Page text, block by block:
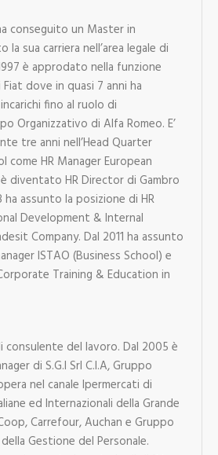
conseguito un Master in
la sua carriera nell’area legale di
è approdato nella funzione
dove in quasi 7 anni ha
fino al ruolo di
Organizzativo di Alfa Romeo. E’
tre anni nell’Head Quarter
come HR Manager European
diventato HR Director di Gambro
ha assunto la posizione di HR
Development & Internal
Company. Dal 2011 ha assunto
ISTAO (Business School) e
Training & Education in
consulente del lavoro. Dal 2005 è
di S.G.I Srl C.I.A, Gruppo
nel canale Ipermercati di
ed Internazionali della Grande
Carrefour, Auchan e Gruppo
Gestione del Personale.